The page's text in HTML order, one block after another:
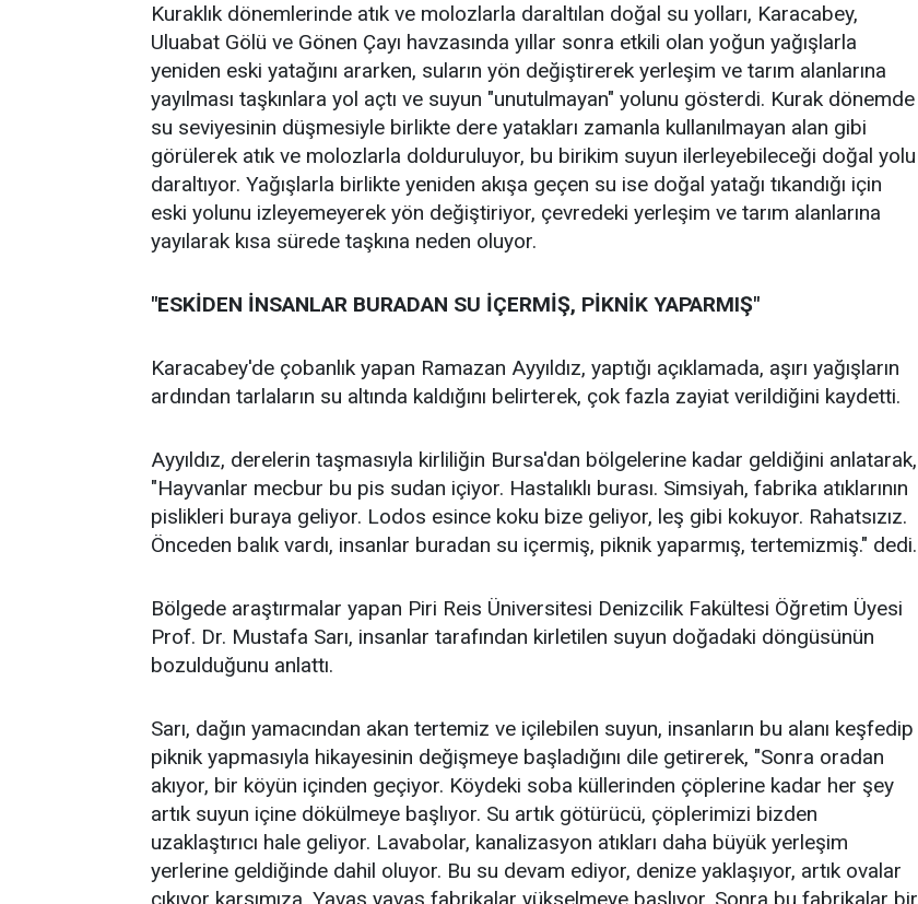
Kuraklık dönemlerinde atık ve molozlarla daraltılan doğal su yolları, Karacabey,
Uluabat Gölü ve Gönen Çayı havzasında yıllar sonra etkili olan yoğun yağışlarla
yeniden eski yatağını ararken, suların yön değiştirerek yerleşim ve tarım alanlarına
yayılması taşkınlara yol açtı ve suyun "unutulmayan" yolunu gösterdi. Kurak dönemde
su seviyesinin düşmesiyle birlikte dere yatakları zamanla kullanılmayan alan gibi
görülerek atık ve molozlarla dolduruluyor, bu birikim suyun ilerleyebileceği doğal yolu
daraltıyor. Yağışlarla birlikte yeniden akışa geçen su ise doğal yatağı tıkandığı için
eski yolunu izleyemeyerek yön değiştiriyor, çevredeki yerleşim ve tarım alanlarına
yayılarak kısa sürede taşkına neden oluyor.
"ESKİDEN İNSANLAR BURADAN SU İÇERMİŞ, PİKNİK YAPARMIŞ"
Karacabey'de çobanlık yapan Ramazan Ayyıldız, yaptığı açıklamada, aşırı yağışların
ardından tarlaların su altında kaldığını belirterek, çok fazla zayiat verildiğini kaydetti.
Ayyıldız, derelerin taşmasıyla kirliliğin Bursa'dan bölgelerine kadar geldiğini anlatarak,
"Hayvanlar mecbur bu pis sudan içiyor. Hastalıklı burası. Simsiyah, fabrika atıklarının
pislikleri buraya geliyor. Lodos esince koku bize geliyor, leş gibi kokuyor. Rahatsızız.
Önceden balık vardı, insanlar buradan su içermiş, piknik yaparmış, tertemizmiş." dedi.
Bölgede araştırmalar yapan Piri Reis Üniversitesi Denizcilik Fakültesi Öğretim Üyesi
Prof. Dr. Mustafa Sarı, insanlar tarafından kirletilen suyun doğadaki döngüsünün
bozulduğunu anlattı.
Sarı, dağın yamacından akan tertemiz ve içilebilen suyun, insanların bu alanı keşfedip
piknik yapmasıyla hikayesinin değişmeye başladığını dile getirerek, "Sonra oradan
akıyor, bir köyün içinden geçiyor. Köydeki soba küllerinden çöplerine kadar her şey
artık suyun içine dökülmeye başlıyor. Su artık götürücü, çöplerimizi bizden
uzaklaştırıcı hale geliyor. Lavabolar, kanalizasyon atıkları daha büyük yerleşim
yerlerine geldiğinde dahil oluyor. Bu su devam ediyor, denize yaklaşıyor, artık ovalar